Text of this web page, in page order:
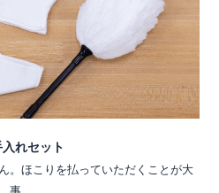
入れセット
。ほこりを払っていただくことが大